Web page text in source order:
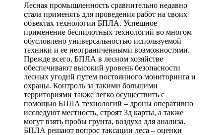
Лесная промышленность сравнительно недавно
стала применять для проведения работ на своих
объектах технологии БПЛА. Успешное
применение беспилотных технологий во многом
обусловлено универсальностью используемой
техники и ее неограниченными возможностями.
Прежде всего, БПЛА в лесном хозяйстве
обеспечивают высокий уровень безопасности
лесных угодий путем постоянного мониторинга и
охраны. Контроль за такими большими
территориями также легко осуществить с
помощью БПЛА технологий – дроны оперативно
исследуют местность, строят 3д карты, а также
могут взять пробы грунта, воздуха для анализа.
БПЛА решают вопрос таксации леса – оценки